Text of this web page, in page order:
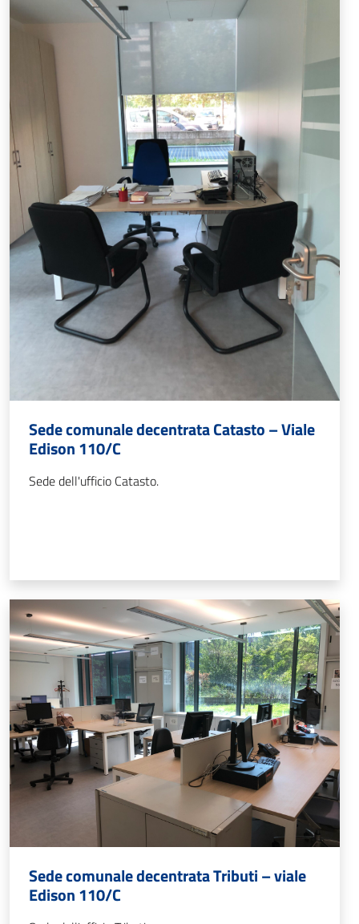
Sede comunale decentrata Catasto – Viale
Edison 110/C
Sede dell'ufficio Catasto.
Sede comunale decentrata Tributi – viale
Edison 110/C